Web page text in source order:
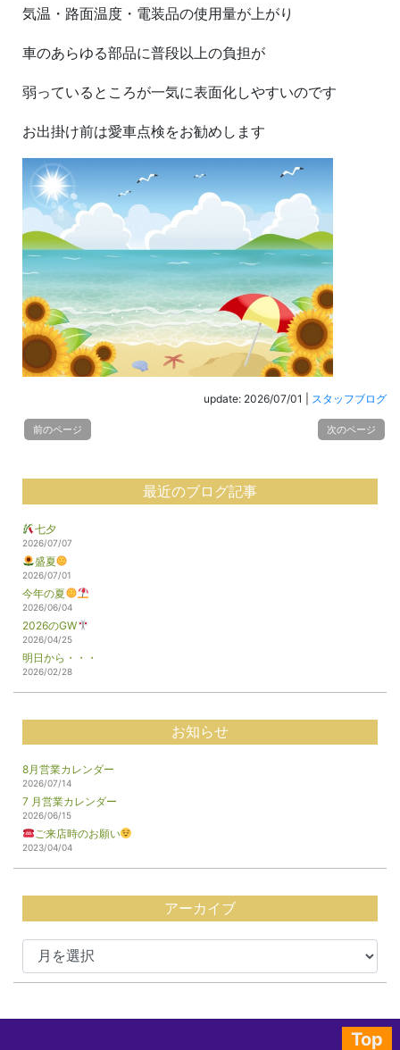
気温・路面温度・電装品の使用量が上がり
車のあらゆる部品に普段以上の負担が
弱っているところが一気に表面化しやすいのです
お出掛け前は愛車点検をお勧めします
update: 2026/07/01 スタッフブログ
前のページ 次のページ
最近のブログ記事
七夕
2026/07/07
盛夏
2026/07/01
今年の夏
2026/06/04
2026のGW
2026/04/25
明日から・・・
2026/02/28
お知らせ
8月営業カレンダー
2026/07/14
7 月営業カレンダー
2026/06/15
ご来店時のお願い
2023/04/04
アーカイブ
Top